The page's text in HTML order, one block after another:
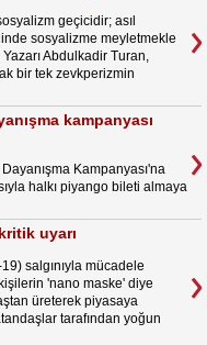
geçicidir; asıl
sosyalizme meyletmekle
Abdulkadir Turan,
bir tek zevkperizmin
kampanyası
Kampanyası'na
halkı piyango bileti almaya
uyarı
salgınıyla mücadele
'nano maske' diye
üreterek piyasaya
tarafından yoğun